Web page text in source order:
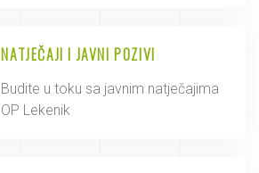
NATJEČAJI I JAVNI POZIVI
Budite u toku sa javnim natječajima
OP Lekenik